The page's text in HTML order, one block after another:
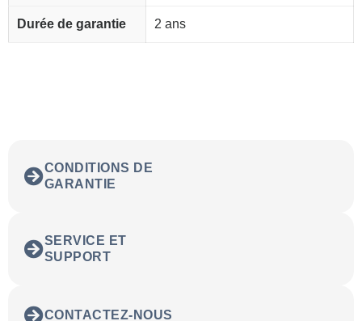
Durée de garantie 2 ans
CONDITIONS DE
GARANTIE
SERVICE ET
SUPPORT
CONTACTEZ-NOUS